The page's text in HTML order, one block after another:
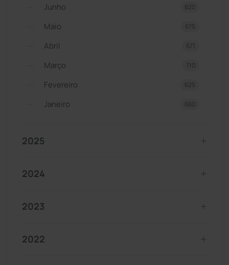
Junho 620
Maio 675
Abril 671
Março 710
Fevereiro 625
Janeiro 660
2025
2024
2023
2022